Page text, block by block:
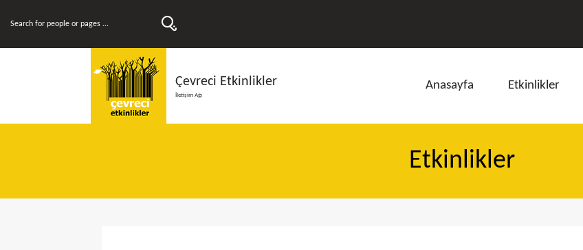
Çevreci Etkinlikler
İletişim Ağı
Anasayfa Etkinlikler
Etkinlikler